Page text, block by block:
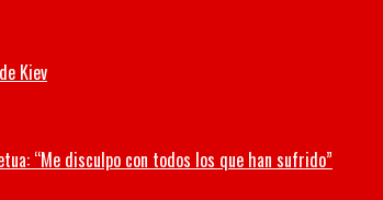
Kiev
“Me disculpo con todos los que han sufrido”